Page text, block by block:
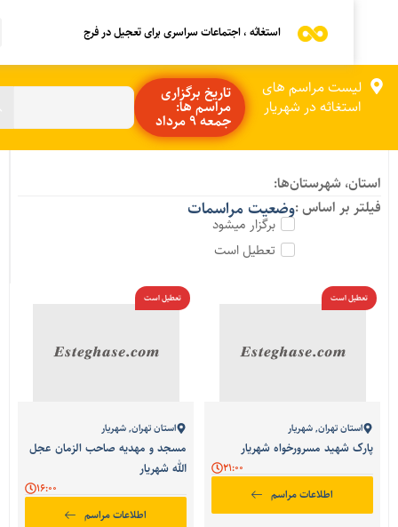
استغاثه ، اجتماعات سراسری برای تعجیل در فرج
لیست مراسم های
استغاثه در شهریار
تاریخ برگزاری
مراسم ها:
جمعه 9 مرداد
شهرستان‌ها:
بر اساس :وضعیت مراسمات
برگزار میشود
تعطیل است
تعطیل است
استان تهران,شهریار
پارک شهید مسرورخواه شهریار
اطلاعات مراسم
تعطیل است
استان تهران,شهریار
مسجد و مهدیه صاحب الزمان عجل
الله شهریار
اطلاعات مراسم